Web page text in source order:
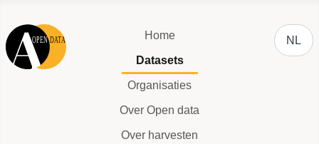
Home
Datasets
Organisaties
Over Open data
Over harvesten
NL